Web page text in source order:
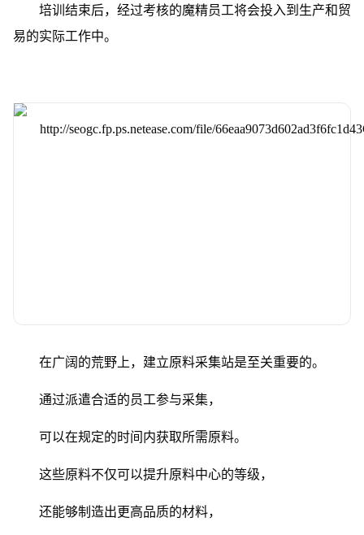
培训结束后，经过考核的魔精员工将会投入到生产和贸
易的实际工作中。
在广阔的荒野上，建立原料采集站是至关重要的。
通过派遣合适的员工参与采集，
可以在规定的时间内获取所需原料。
这些原料不仅可以提升原料中心的等级，
还能够制造出更高品质的材料，